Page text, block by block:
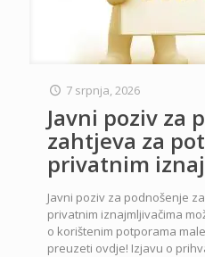
7 srpnja, 2026
Javni poziv za
zahtjeva za
privatnim
Javni poziv za podnošenje
privatnim iznajmljivačima
o korištenim potporama
preuzeti ovdje! Izjavu o